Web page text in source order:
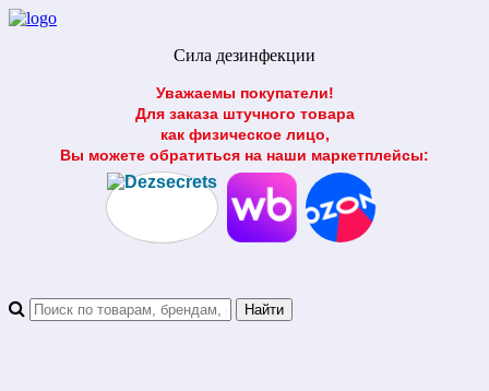
Сила дезинфекции
Уважаемы покупатели!
Для заказа штучного товара
как физическое лицо,
Вы можете обратиться на наши маркетплейсы: